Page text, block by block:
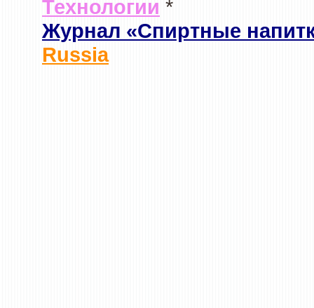
Технологии *
Журнал «Спиртные
Russia